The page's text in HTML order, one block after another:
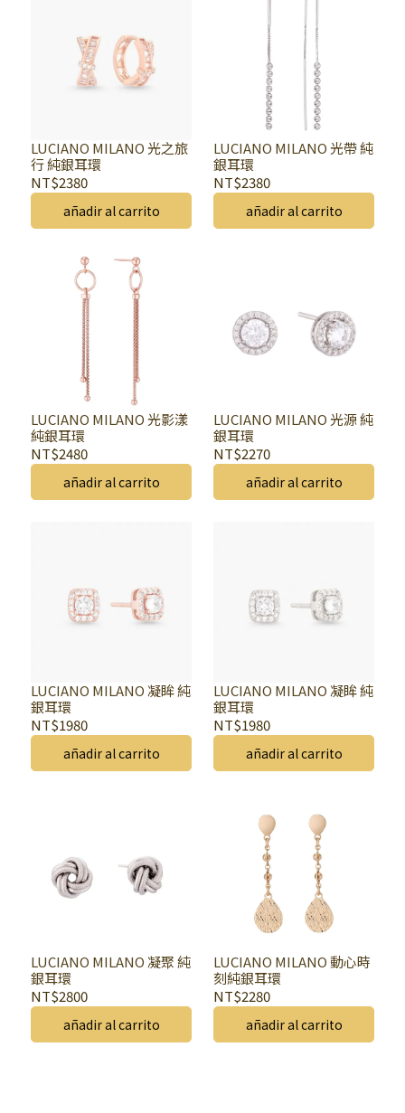
LUCIANO MILANO 光之旅
行 純銀耳環
NT$2380
añadir al carrito
LUCIANO MILANO 光帶 純
銀耳環
NT$2380
añadir al carrito
LUCIANO MILANO 光影漾
純銀耳環
NT$2480
añadir al carrito
LUCIANO MILANO 光源 純
銀耳環
NT$2270
añadir al carrito
LUCIANO MILANO 凝眸 純
銀耳環
NT$1980
añadir al carrito
LUCIANO MILANO 凝眸 純
銀耳環
NT$1980
añadir al carrito
LUCIANO MILANO 凝聚 純
銀耳環
NT$2800
añadir al carrito
LUCIANO MILANO 動心時
刻純銀耳環
NT$2280
añadir al carrito